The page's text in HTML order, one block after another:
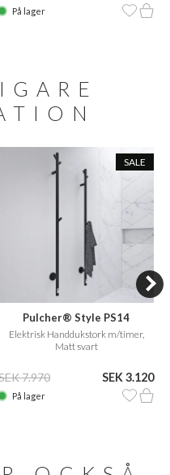
På lager
SALE
Pulcher® Style PS14
Elektrisk Handdukstork m/timer,
Matt svart
7.970 SEK 3.120
På lager